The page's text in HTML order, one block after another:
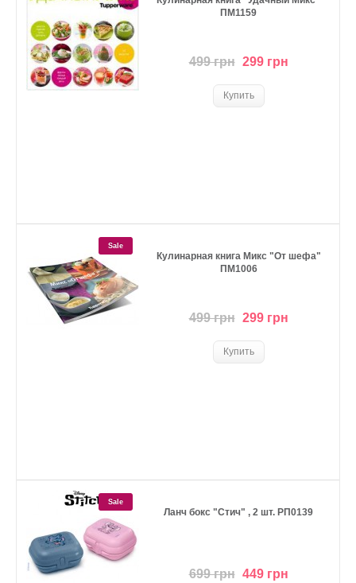
ПМ1159
499 грн 299 грн
Sale
Кулинарная книга Микс "От шефа"
ПМ1006
499 грн 299 грн
Sale
Ланч бокс "Стич" , 2 шт. РП0139
699 грн 449 грн